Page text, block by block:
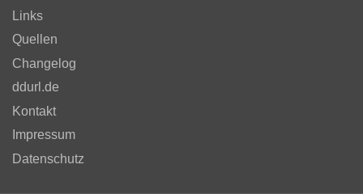
Links
Quellen
Changelog
ddurl.de
Kontakt
Impressum
Datenschutz